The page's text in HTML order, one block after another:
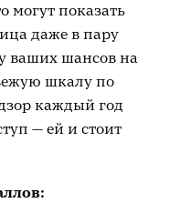
могут показать
даже в пару
ваших шансов на
шкалу по
каждый год
— ей и стоит